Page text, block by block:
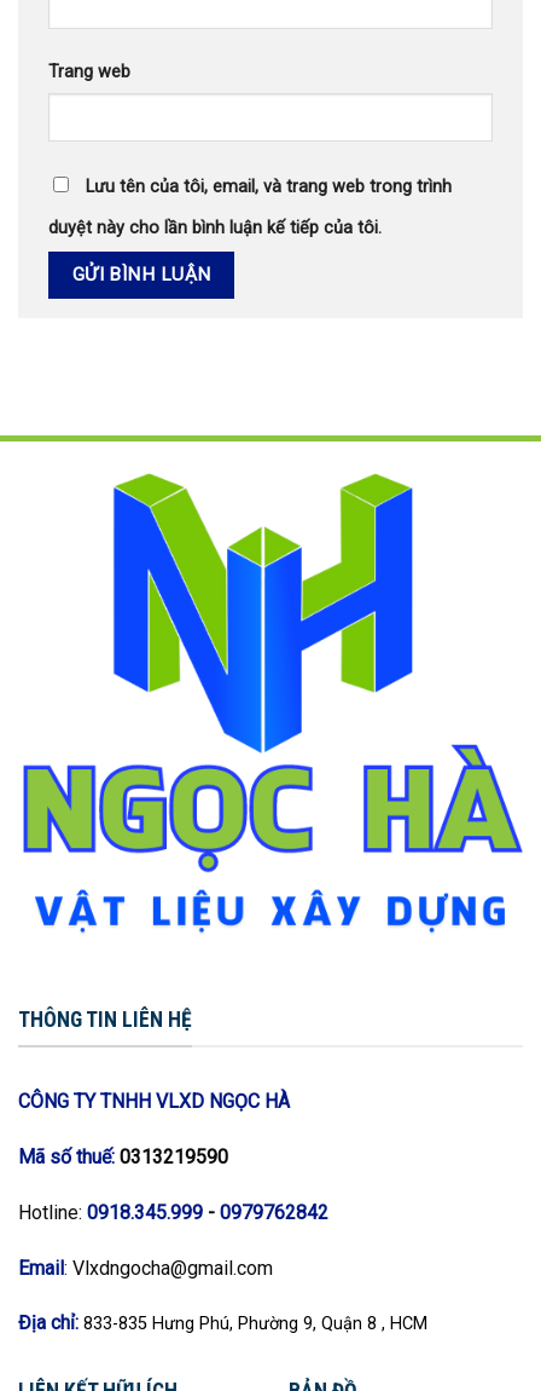
Trang web
Lưu tên của tôi, email, và trang web trong trình
duyệt này cho lần bình luận kế tiếp của tôi.
THÔNG TIN LIÊN HỆ
CÔNG TY TNHH VLXD NGỌC HÀ
Mã số thuế: 0313219590
Hotline: 0918.345.999 - 0979762842
Email: Vlxdngocha@gmail.com
Địa chỉ: 833-835 Hưng Phú, Phường 9, Quận 8 , HCM